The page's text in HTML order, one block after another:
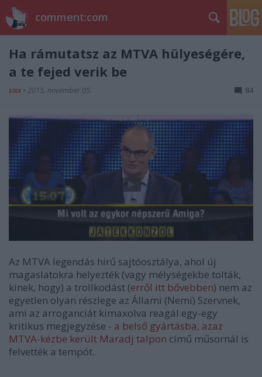
comment:com
Ha rámutatsz az MTVA hülyeségére,
a te fejed verik be
sixx • 2015. november 05. 84
Az MTVA legendás hírű sajtóosztálya, ahol új
magaslatokra helyezték (vagy mélységekbe tolták,
kinek, hogy) a trollkodást (erről itt bővebben) nem az
egyetlen olyan részlege az Állami (Nemi) Szervnek,
ami az arroganciát kimaxolva reagál egy-egy
kritikus megjegyzése - a belső gyártásba, azaz
MTVA-kézbe került Maradj talpon című műsornál is
felvették a tempót.